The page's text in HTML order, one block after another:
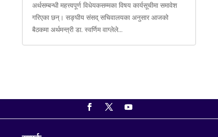
अर्थसम्बन्धी महत्त्वपूर्ण विधेयकसम्मका विषय कार्यसूचीमा समावेश
गरिएका छन्। सङ्घीय संसद् सचिवालयका अनुसार आजको
बैठकमा अर्थमन्त्री डा. स्वर्णिम वाग्लेले...